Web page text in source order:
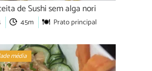
de Sushi sem alga nori
45m Prato principal
média